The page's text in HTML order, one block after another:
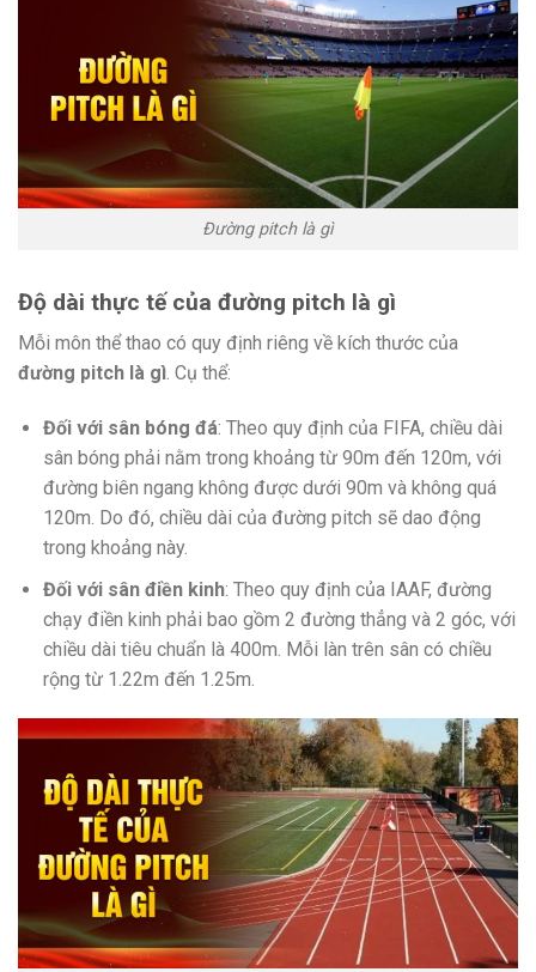
Đường pitch là gì
Độ dài thực tế của đường pitch là gì
Mỗi môn thể thao có quy định riêng về kích thước của
đường pitch là gì. Cụ thể:
Đối với sân bóng đá: Theo quy định của FIFA, chiều dài
sân bóng phải nằm trong khoảng từ 90m đến 120m, với
đường biên ngang không được dưới 90m và không quá
120m. Do đó, chiều dài của đường pitch sẽ dao động
trong khoảng này.
Đối với sân điền kinh: Theo quy định của IAAF, đường
chạy điền kinh phải bao gồm 2 đường thẳng và 2 góc, với
chiều dài tiêu chuẩn là 400m. Mỗi làn trên sân có chiều
rộng từ 1.22m đến 1.25m.